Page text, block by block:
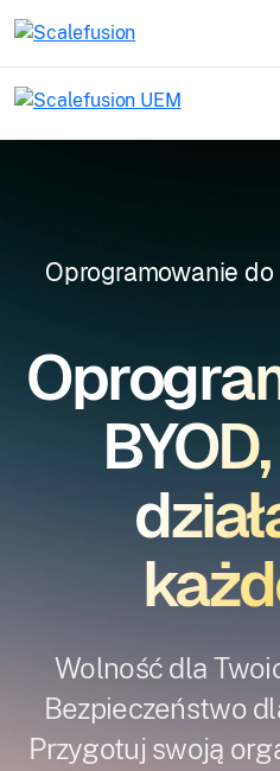
Oprogramowanie do
Wolność dla
Bezpieczeństwo
Przygotuj swoją